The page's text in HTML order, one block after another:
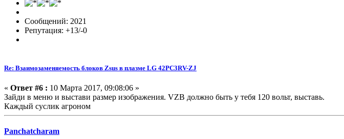
Сообщений: 2021
Репутация: +13/-0
Re: Взаимозаменяемость блоков Zsus в плазме LG 42PC3RV-ZJ
« Ответ #6 : 10 Марта 2017, 09:08:06 »
Зайди в меню и выстави размер изображения. VZB должно быть у тебя 120 вольт, выставь.
Каждый суслик агроном
Panchatcharam